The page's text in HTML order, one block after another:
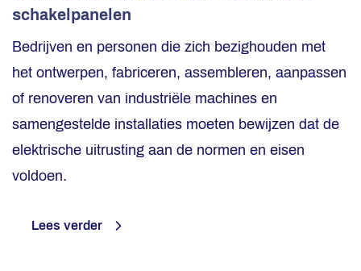
schakelpanelen
Bedrijven en personen die zich bezighouden met
het ontwerpen, fabriceren, assembleren, aanpassen
of renoveren van industriële machines en
samengestelde installaties moeten bewijzen dat de
elektrische uitrusting aan de normen en eisen
voldoen.
Lees verder